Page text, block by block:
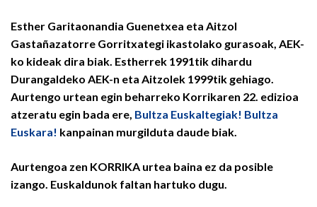
Esther Garitaonandia Guenetxea eta Aitzol
Gastañazatorre Gorritxategi ikastolako gurasoak, AEK-
ko kideak dira biak. Estherrek 1991tik dihardu
Durangaldeko AEK-n eta Aitzolek 1999tik gehiago.
Aurtengo urtean egin beharreko Korrikaren 22. edizioa
atzeratu egin bada ere, Bultza Euskaltegiak! Bultza
Euskara! kanpainan murgilduta daude biak.
Aurtengoa zen KORRIKA urtea baina ez da posible
izango. Euskaldunok faltan hartuko dugu.